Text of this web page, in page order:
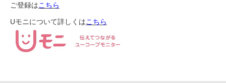
ご登録はこちら
Uモニについて詳しくはこちら